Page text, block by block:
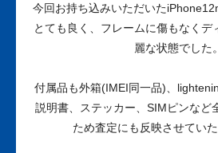
今回お持ち込みいただいた
とても良く、フレームに傷もなくデ
麗な状態でした。
付属品も外箱(IMEI同一品)、
説明書、ステッカー、SIMピンなど
ため査定にも反映させていた